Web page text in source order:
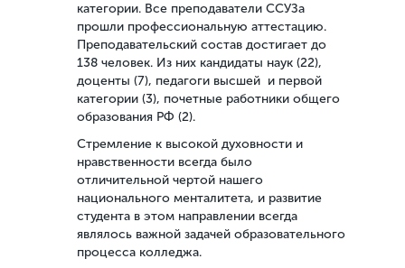
категории. Все преподаватели ССУЗа
прошли профессиональную аттестацию.
Преподавательский состав достигает до
138 человек. Из них кандидаты наук (22),
доценты (7), педагоги высшей и первой
категории (3), почетные работники общего
образования РФ (2).
Стремление к высокой духовности и
нравственности всегда было
отличительной чертой нашего
национального менталитета, и развитие
студента в этом направлении всегда
являлось важной задачей образовательного
процесса колледжа.